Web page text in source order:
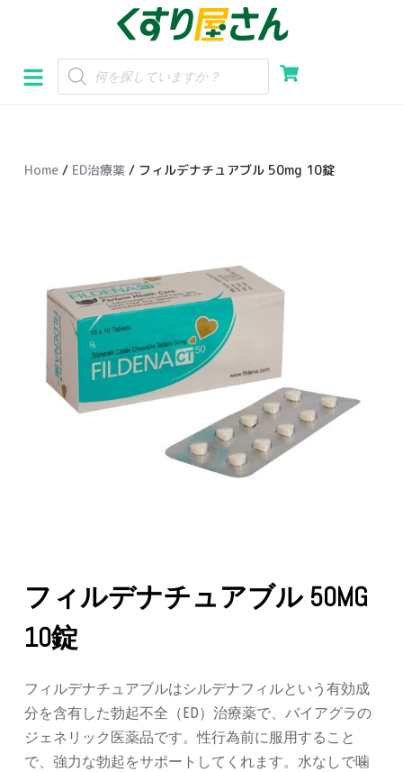
ン
テ
スHome / ED治療薬 / フィルデナチュアブル 50mg 10錠
フィルデナチュアブル 50MG
10錠
フィルデナチュアブルはシルデナフィルという有効成
分を含有した勃起不全（ED）治療薬で、バイアグラの
ジェネリック医薬品です。性行為前に服用すること
で、強力な勃起をサポートしてくれます。水なしで噛